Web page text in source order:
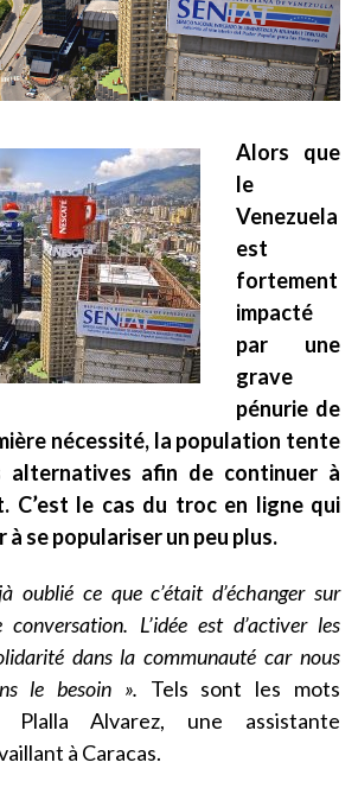
Alors que
le
Venezuela
est
fortement
impacté
par une
grave
pénurie de
nécessité, la population tente
afin de continuer à
C’est le cas du troc en ligne qui
se populariser un peu plus.
oublié ce que c’était d’échanger sur
conversation. L’idée est d’activer les
dans la communauté car nous
le besoin ». Tels sont les mots
Plalla Alvarez, une assistante
à Caracas.